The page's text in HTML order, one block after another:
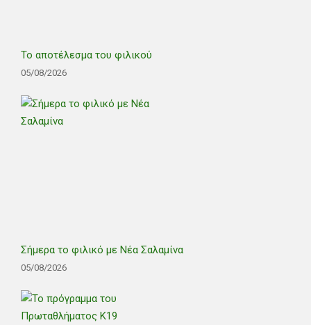
Το αποτέλεσμα του φιλικού
05/08/2026
Σήμερα το φιλικό με Νέα Σαλαμίνα
05/08/2026